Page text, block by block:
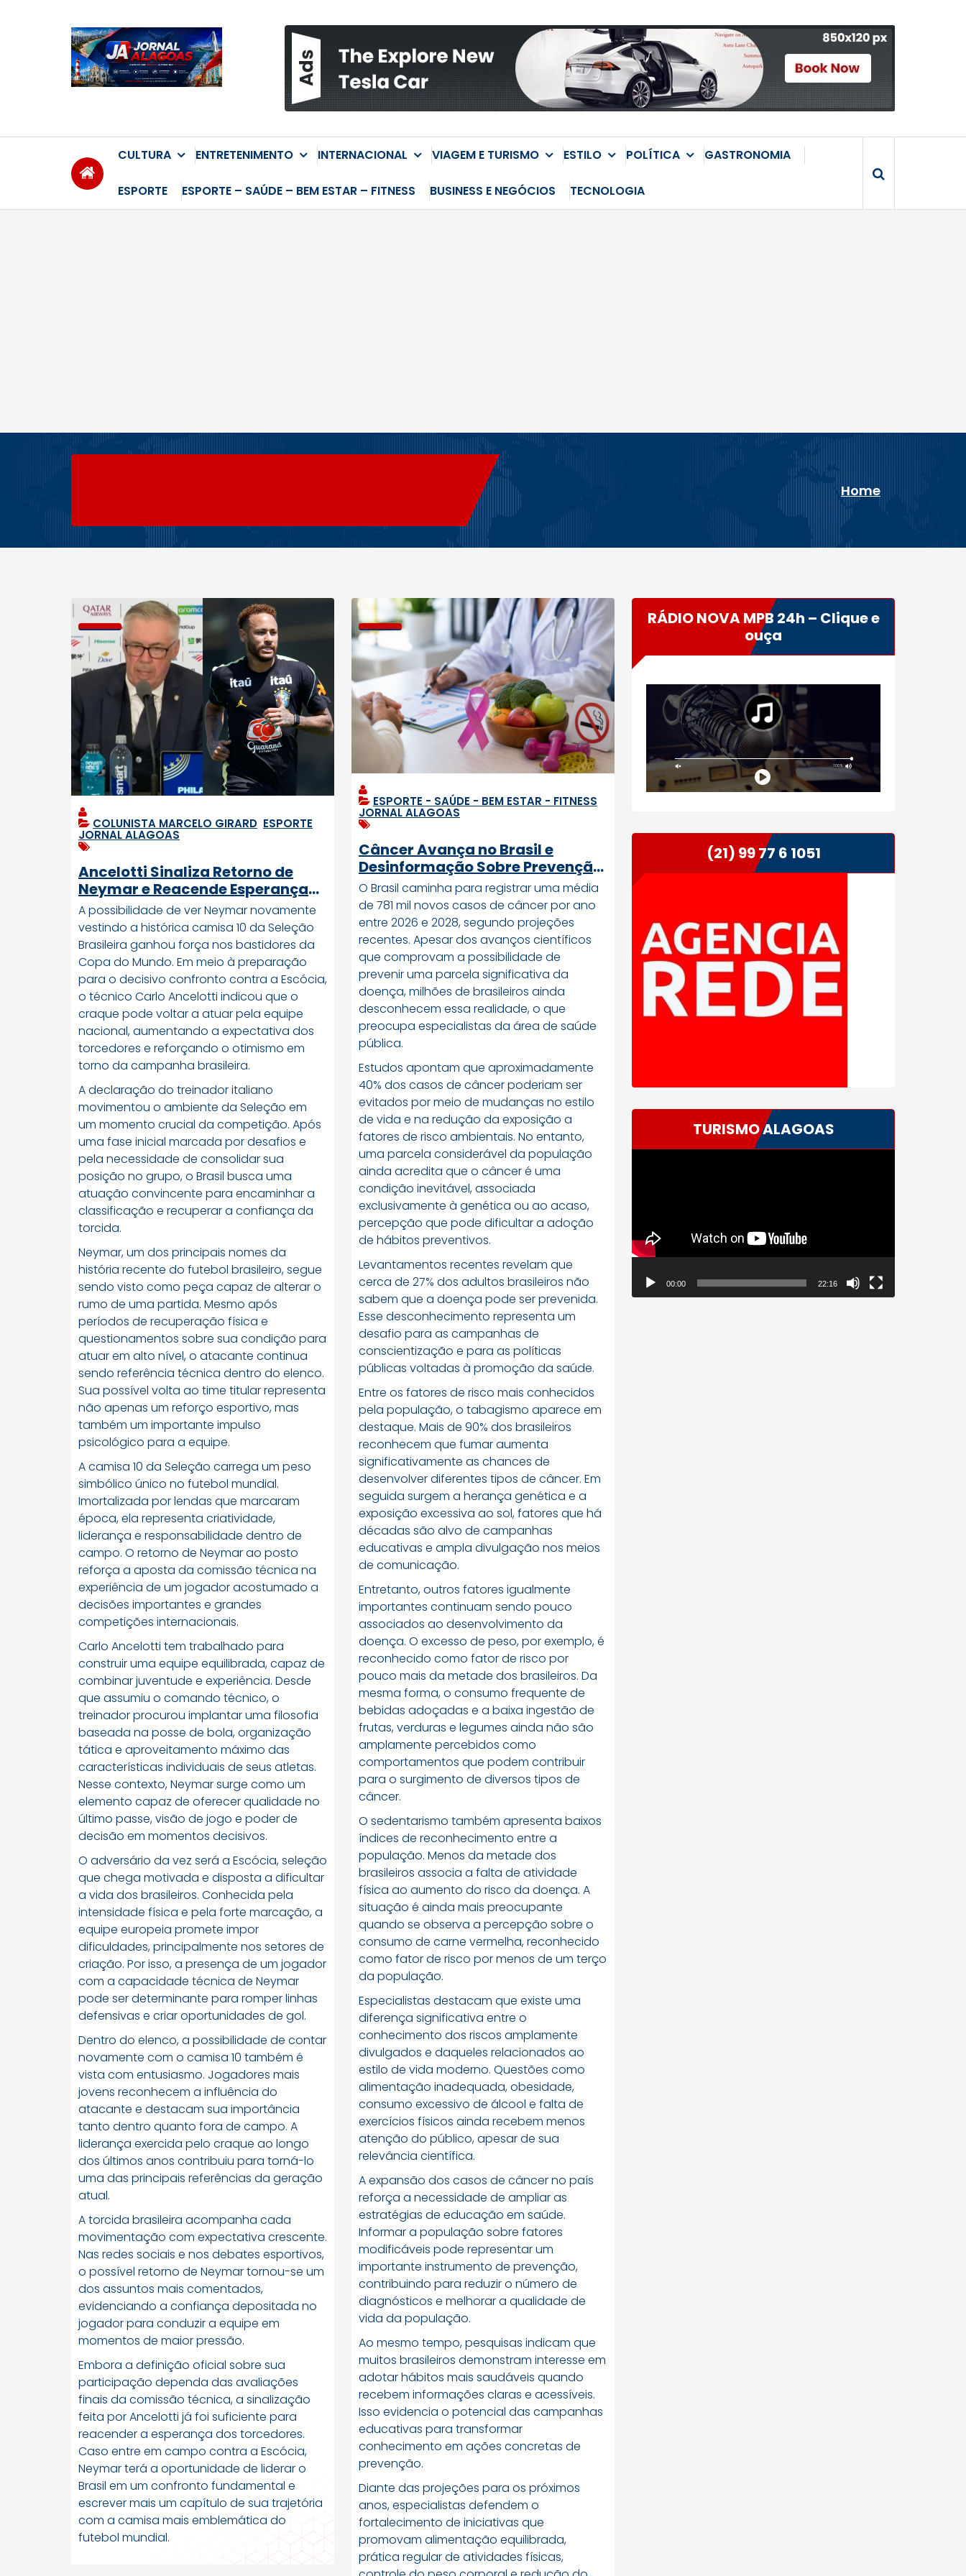
CULTURA ENTRETENIMENTO INTERNACIONAL VIAGEM E TURISMO ESTILO POLÍTICA GASTRONOMIA
ESPORTE ESPORTE – SAÚDE – BEM ESTAR – FITNESS BUSINESS E NEGÓCIOS TECNOLOGIA
Home
COLUNISTA MARCELO GIRARD ESPORTE
JORNAL ALAGOAS
Ancelotti Sinaliza Retorno de
Neymar e Reacende Esperança
da Torcida Brasileira
A possibilidade de ver Neymar novamente
vestindo a histórica camisa 10 da Seleção
Brasileira ganhou força nos bastidores da
Copa do Mundo. Em meio à preparação
para o decisivo confronto contra a Escócia,
o técnico Carlo Ancelotti indicou que o
craque pode voltar a atuar pela equipe
nacional, aumentando a expectativa dos
torcedores e reforçando o otimismo em
torno da campanha brasileira.
A declaração do treinador italiano
movimentou o ambiente da Seleção em
um momento crucial da competição. Após
uma fase inicial marcada por desafios e
pela necessidade de consolidar sua
posição no grupo, o Brasil busca uma
atuação convincente para encaminhar a
classificação e recuperar a confiança da
torcida.
Neymar, um dos principais nomes da
história recente do futebol brasileiro, segue
sendo visto como peça capaz de alterar o
rumo de uma partida. Mesmo após
períodos de recuperação física e
questionamentos sobre sua condição para
atuar em alto nível, o atacante continua
sendo referência técnica dentro do elenco.
Sua possível volta ao time titular representa
não apenas um reforço esportivo, mas
também um importante impulso
psicológico para a equipe.
A camisa 10 da Seleção carrega um peso
simbólico único no futebol mundial.
Imortalizada por lendas que marcaram
época, ela representa criatividade,
liderança e responsabilidade dentro de
campo. O retorno de Neymar ao posto
reforça a aposta da comissão técnica na
experiência de um jogador acostumado a
decisões importantes e grandes
competições internacionais.
Carlo Ancelotti tem trabalhado para
construir uma equipe equilibrada, capaz de
combinar juventude e experiência. Desde
que assumiu o comando técnico, o
treinador procurou implantar uma filosofia
baseada na posse de bola, organização
tática e aproveitamento máximo das
características individuais de seus atletas.
Nesse contexto, Neymar surge como um
elemento capaz de oferecer qualidade no
último passe, visão de jogo e poder de
decisão em momentos decisivos.
O adversário da vez será a Escócia, seleção
que chega motivada e disposta a dificultar
a vida dos brasileiros. Conhecida pela
intensidade física e pela forte marcação, a
equipe europeia promete impor
dificuldades, principalmente nos setores de
criação. Por isso, a presença de um jogador
com a capacidade técnica de Neymar
pode ser determinante para romper linhas
defensivas e criar oportunidades de gol.
Dentro do elenco, a possibilidade de contar
novamente com o camisa 10 também é
vista com entusiasmo. Jogadores mais
jovens reconhecem a influência do
atacante e destacam sua importância
tanto dentro quanto fora de campo. A
liderança exercida pelo craque ao longo
dos últimos anos contribuiu para torná-lo
uma das principais referências da geração
atual.
A torcida brasileira acompanha cada
movimentação com expectativa crescente.
Nas redes sociais e nos debates esportivos,
o possível retorno de Neymar tornou-se um
dos assuntos mais comentados,
evidenciando a confiança depositada no
jogador para conduzir a equipe em
momentos de maior pressão.
Embora a definição oficial sobre sua
participação dependa das avaliações
finais da comissão técnica, a sinalização
feita por Ancelotti já foi suficiente para
reacender a esperança dos torcedores.
Caso entre em campo contra a Escócia,
Neymar terá a oportunidade de liderar o
Brasil em um confronto fundamental e
escrever mais um capítulo de sua trajetória
com a camisa mais emblemática do
futebol mundial.
ESPORTE - SAÚDE - BEM ESTAR - FITNESS
JORNAL ALAGOAS
Câncer Avança no Brasil e
Desinformação Sobre Prevenção
Preocupa Especialistas
O Brasil caminha para registrar uma média
de 781 mil novos casos de câncer por ano
entre 2026 e 2028, segundo projeções
recentes. Apesar dos avanços científicos
que comprovam a possibilidade de
prevenir uma parcela significativa da
doença, milhões de brasileiros ainda
desconhecem essa realidade, o que
preocupa especialistas da área de saúde
pública.
Estudos apontam que aproximadamente
40% dos casos de câncer poderiam ser
evitados por meio de mudanças no estilo
de vida e na redução da exposição a
fatores de risco ambientais. No entanto,
uma parcela considerável da população
ainda acredita que o câncer é uma
condição inevitável, associada
exclusivamente à genética ou ao acaso,
percepção que pode dificultar a adoção
de hábitos preventivos.
Levantamentos recentes revelam que
cerca de 27% dos adultos brasileiros não
sabem que a doença pode ser prevenida.
Esse desconhecimento representa um
desafio para as campanhas de
conscientização e para as políticas
públicas voltadas à promoção da saúde.
Entre os fatores de risco mais conhecidos
pela população, o tabagismo aparece em
destaque. Mais de 90% dos brasileiros
reconhecem que fumar aumenta
significativamente as chances de
desenvolver diferentes tipos de câncer. Em
seguida surgem a herança genética e a
exposição excessiva ao sol, fatores que há
décadas são alvo de campanhas
educativas e ampla divulgação nos meios
de comunicação.
Entretanto, outros fatores igualmente
importantes continuam sendo pouco
associados ao desenvolvimento da
doença. O excesso de peso, por exemplo, é
reconhecido como fator de risco por
pouco mais da metade dos brasileiros. Da
mesma forma, o consumo frequente de
bebidas adoçadas e a baixa ingestão de
frutas, verduras e legumes ainda não são
amplamente percebidos como
comportamentos que podem contribuir
para o surgimento de diversos tipos de
câncer.
O sedentarismo também apresenta baixos
índices de reconhecimento entre a
população. Menos da metade dos
brasileiros associa a falta de atividade
física ao aumento do risco da doença. A
situação é ainda mais preocupante
quando se observa a percepção sobre o
consumo de carne vermelha, reconhecido
como fator de risco por menos de um terço
da população.
Especialistas destacam que existe uma
diferença significativa entre o
conhecimento dos riscos amplamente
divulgados e daqueles relacionados ao
estilo de vida moderno. Questões como
alimentação inadequada, obesidade,
consumo excessivo de álcool e falta de
exercícios físicos ainda recebem menos
atenção do público, apesar de sua
relevância científica.
A expansão dos casos de câncer no país
reforça a necessidade de ampliar as
estratégias de educação em saúde.
Informar a população sobre fatores
modificáveis pode representar um
importante instrumento de prevenção,
contribuindo para reduzir o número de
diagnósticos e melhorar a qualidade de
vida da população.
Ao mesmo tempo, pesquisas indicam que
muitos brasileiros demonstram interesse em
adotar hábitos mais saudáveis quando
recebem informações claras e acessíveis.
Isso evidencia o potencial das campanhas
educativas para transformar
conhecimento em ações concretas de
prevenção.
Diante das projeções para os próximos
anos, especialistas defendem o
fortalecimento de iniciativas que
promovam alimentação equilibrada,
prática regular de atividades físicas,
RÁDIO NOVA MPB 24h – Clique e
ouça
(21) 99 77 6 1051
TURISMO ALAGOAS
00:00 22:16